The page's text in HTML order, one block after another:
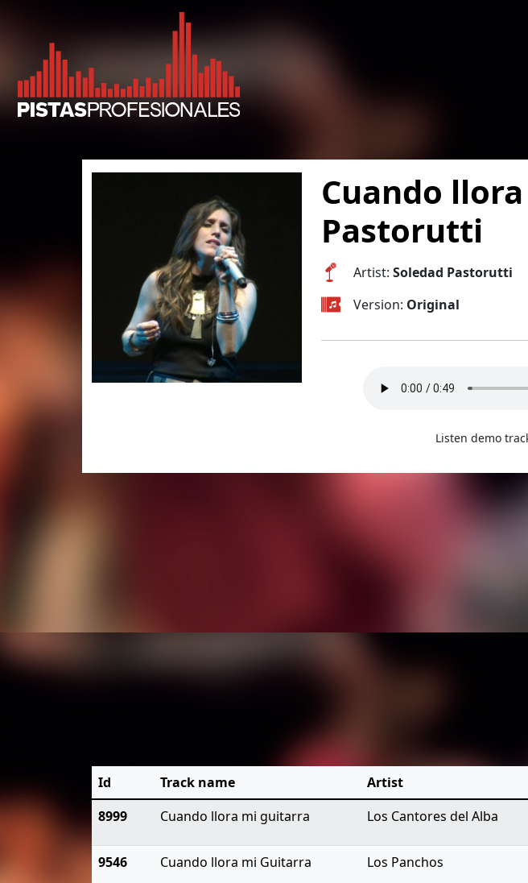
Cuando
Pastorutti
Artist: Soledad Pastorutti
Version: Original
Listen demo
Id Track name Artist
8999
Cuando llora mi guitarra Los Cantores del Alba
9546 Cuando llora mi Guitarra Los Panchos